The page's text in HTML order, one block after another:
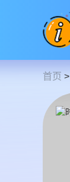
首页 >